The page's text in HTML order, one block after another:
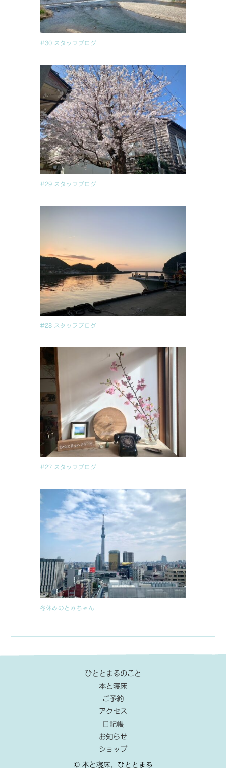
#30 スタッフブログ
#29 スタッフブログ
#28 スタッフブログ
#27 スタッフブログ
冬休みのとみちゃん
ひととまるのこと
本と寝床
ご予約
アクセス
日記帳
お知らせ
ショップ
© 本と寝床、ひととまる